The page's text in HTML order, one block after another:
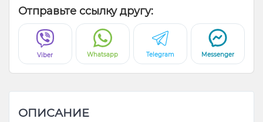
Отправьте ссылку другу:
Viber Whatsapp Telegram Messenger
ОПИСАНИЕ